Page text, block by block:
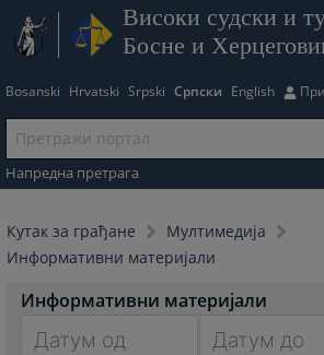
Високи судски и
Босне и
Bosanski Hrvatski Srpski Српски English
Напредна претрага
Кутак за грађане
Мултимедија
Информативни материјали
Информативни материјали